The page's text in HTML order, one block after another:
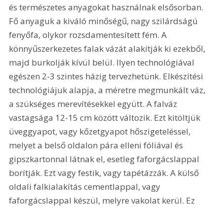
és természetes anyagokat használnak elsősorban.
Fő anyaguk a kiváló minőségű, nagy szilárdságú
fenyőfa, olykor rozsdamentesített fém. A
könnyűszerkezetes falak vázát alakítják ki ezekből,
majd burkolják kívül belül. Ilyen technológiával
egészen 2-3 szintes házig tervezhetünk. Elkészítési
technológiájuk alapja, a méretre megmunkált váz,
a szükséges merevítésekkel együtt. A falváz
vastagsága 12-15 cm között változik. Ezt kitöltjük
üveggyapot, vagy kőzetgyapot hőszigeteléssel,
melyet a belső oldalon pára elleni fóliával és
gipszkartonnal látnak el, esetleg faforgácslappal
borítják. Ezt vagy festik, vagy tapétázzák. A külső
oldali falkialakítás cementlappal, vagy
faforgácslappal készül, melyre vakolat kerül. Ez